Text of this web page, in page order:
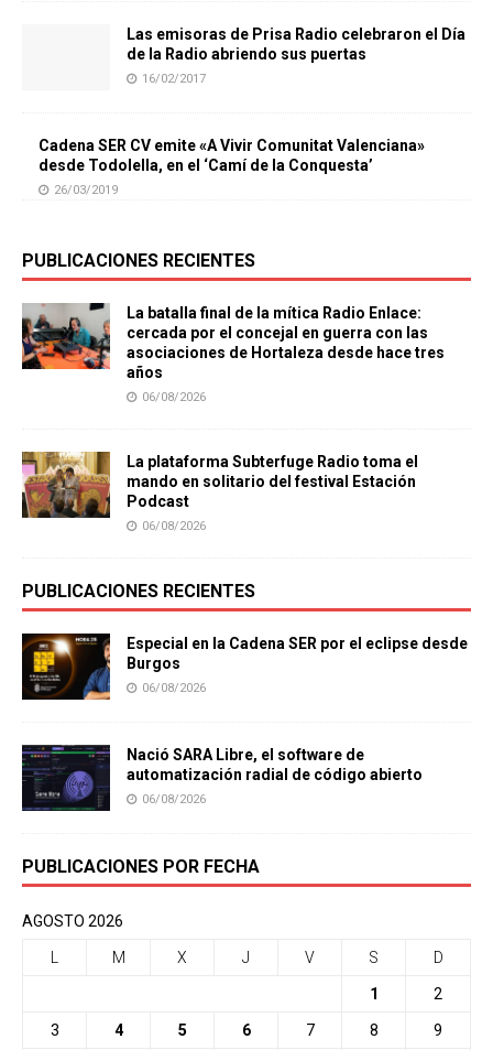
Las emisoras de Prisa Radio celebraron el Día
de la Radio abriendo sus puertas
16/02/2017
Cadena SER CV emite «A Vivir Comunitat Valenciana»
desde Todolella, en el ‘Camí de la Conquesta’
26/03/2019
PUBLICACIONES RECIENTES
La batalla final de la mítica Radio Enlace:
cercada por el concejal en guerra con las
asociaciones de Hortaleza desde hace tres
años
06/08/2026
La plataforma Subterfuge Radio toma el
mando en solitario del festival Estación
Podcast
06/08/2026
PUBLICACIONES RECIENTES
Especial en la Cadena SER por el eclipse desde
Burgos
06/08/2026
Nació SARA Libre, el software de
automatización radial de código abierto
06/08/2026
PUBLICACIONES POR FECHA
AGOSTO 2026
M X J V S D
1 2
3 4 5 6 7 8 9